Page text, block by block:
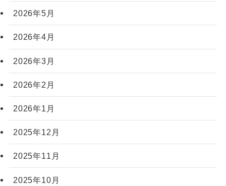
2026年5月
2026年4月
2026年3月
2026年2月
2026年1月
2025年12月
2025年11月
2025年10月